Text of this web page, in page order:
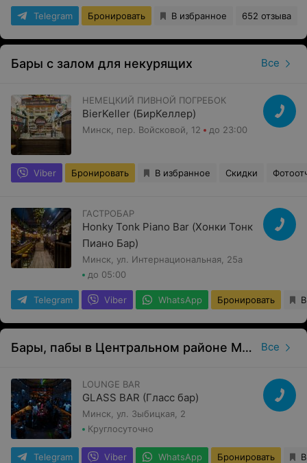
Telegram Бронировать В избранное 652 отзыва
Бары с залом для некурящих Все
НЕМЕЦКИЙ ПИВНОЙ ПОГРЕБОК
BierKeller (БирКеллер)
Минск, пер. Войсковой, 12 до 23:00
Viber Бронировать В избранное Скидки
ГАСТРОБАР
Honky Tonk Piano Bar (Хонки Тонк
Пиано Бар)
Минск, ул. Интернациональная, 25а
до 05:00
Telegram Viber WhatsApp Бронировать
Бары, пабы в Центральном районе Минска Все
LOUNGE BAR
GLASS BAR (Гласс бар)
Минск, ул. Зыбицкая, 2
Круглосуточно
Telegram Viber WhatsApp Бронировать